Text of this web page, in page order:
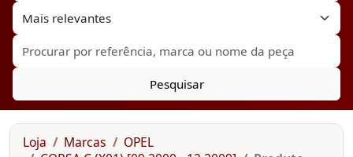
Pesquisar
Loja Marcas
OPEL